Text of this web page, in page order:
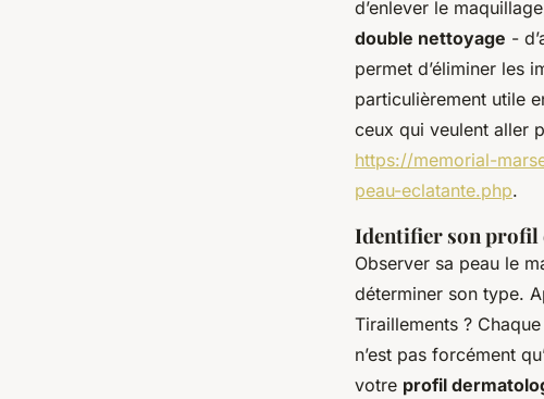
d’enlever le
double nettoyage -
permet d’éliminer les
particulièrement utile
ceux qui veulent aller
https://memorial-
peau-eclatante.php.
Identifier son profil
Observer sa peau le
déterminer son type.
Tiraillements ?
n’est pas forcément
votre profil